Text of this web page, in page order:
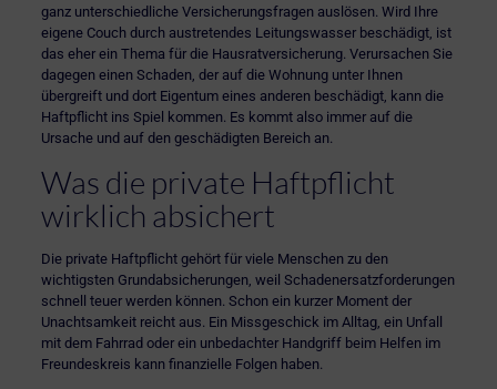
ganz unterschiedliche Versicherungsfragen auslösen. Wird Ihre
eigene Couch durch austretendes Leitungswasser beschädigt, ist
das eher ein Thema für die Hausratversicherung. Verursachen Sie
dagegen einen Schaden, der auf die Wohnung unter Ihnen
übergreift und dort Eigentum eines anderen beschädigt, kann die
Haftpflicht ins Spiel kommen. Es kommt also immer auf die
Ursache und auf den geschädigten Bereich an.
Was die private Haftpflicht
wirklich absichert
Die private Haftpflicht gehört für viele Menschen zu den
wichtigsten Grundabsicherungen, weil Schadenersatzforderungen
schnell teuer werden können. Schon ein kurzer Moment der
Unachtsamkeit reicht aus. Ein Missgeschick im Alltag, ein Unfall
mit dem Fahrrad oder ein unbedachter Handgriff beim Helfen im
Freundeskreis kann finanzielle Folgen haben.